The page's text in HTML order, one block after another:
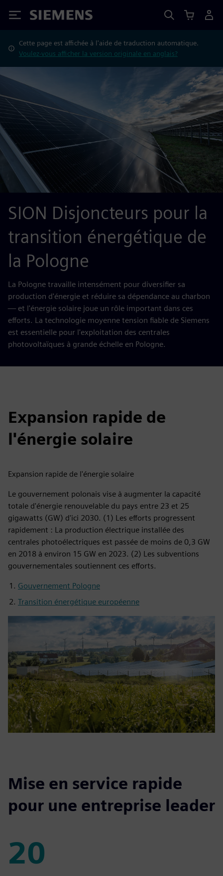
Siemens
Cette page est affichée à l'aide de traduction automatique.
Voulez-vous afficher la version originale en anglais?
SION Disjoncteurs pour la
transition énergétique de
la Pologne
La Pologne travaille intensément pour diversifier sa
production d'énergie et réduire sa dépendance au charbon
— et l'énergie solaire joue un rôle important dans ces
efforts. La technologie moyenne tension fiable de Siemens
est essentielle pour l'exploitation des centrales
photovoltaïques à grande échelle en Pologne.
Expansion rapide de
l'énergie solaire
Expansion rapide de l'énergie solaire
Le gouvernement polonais vise à augmenter la capacité
totale d'énergie renouvelable du pays entre 23 et 25
gigawatts (GW) d'ici 2030. (1) Les efforts progressent
rapidement : La production électrique installée des
centrales photoélectriques est passée de moins de 0,3 GW
en 2018 à environ 15 GW en 2023. (2) Les subventions
gouvernementales soutiennent ces efforts.
Gouvernement Pologne
Transition énergétique européenne
Mise en service rapide
pour une entreprise leader
20